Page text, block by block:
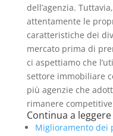
dell’agenzia.
attentamente le
caratteristiche dei
mercato prima di
ci aspettiamo che
settore immobiliare
più agenzie che
rimanere
Continua a leggere
Miglioramento dei